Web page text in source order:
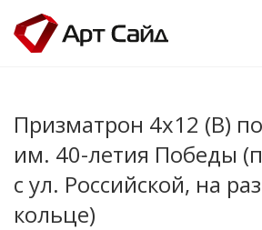
Призматрон 4х12 (B)
им. 40-летия Победы
с ул. Российской, на
кольце)